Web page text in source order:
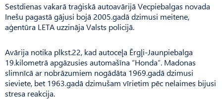
Sestdienas vakarā traģiskā autoavārijā Vecpiebalgas novada
Inešu pagastā gājusi bojā 2005.gadā dzimusi meitene,
aģentūra LETA uzzināja Valsts policijā.
Avārija notika plkst.22, kad autoceļa Ērgļi-Jaunpiebalga
19.kilometrā apgāzusies automašīna “Honda”. Madonas
slimnīcā ar nobrāzumiem nogādāta 1969.gadā dzimusi
sieviete, bet 1963.gadā dzimušam vīrietim pēc nelaimes bijusi
stresa reakcija.